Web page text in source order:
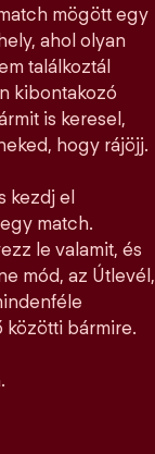
mögött egy
ahol olyan
találkoztál
kibontakozó
is keresel,
hogy rájöjj.
kezdj el
match.
le valamit, és
mód, az Útlevél,
közötti bármire.